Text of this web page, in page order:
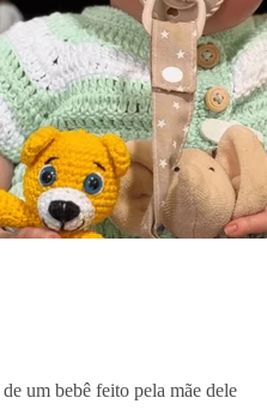
de um bebê feito pela mãe dele